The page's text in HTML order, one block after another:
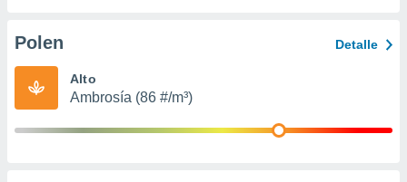
e
mediante
Polen Detalle
Alto
Ambrosía (86 #/m³)